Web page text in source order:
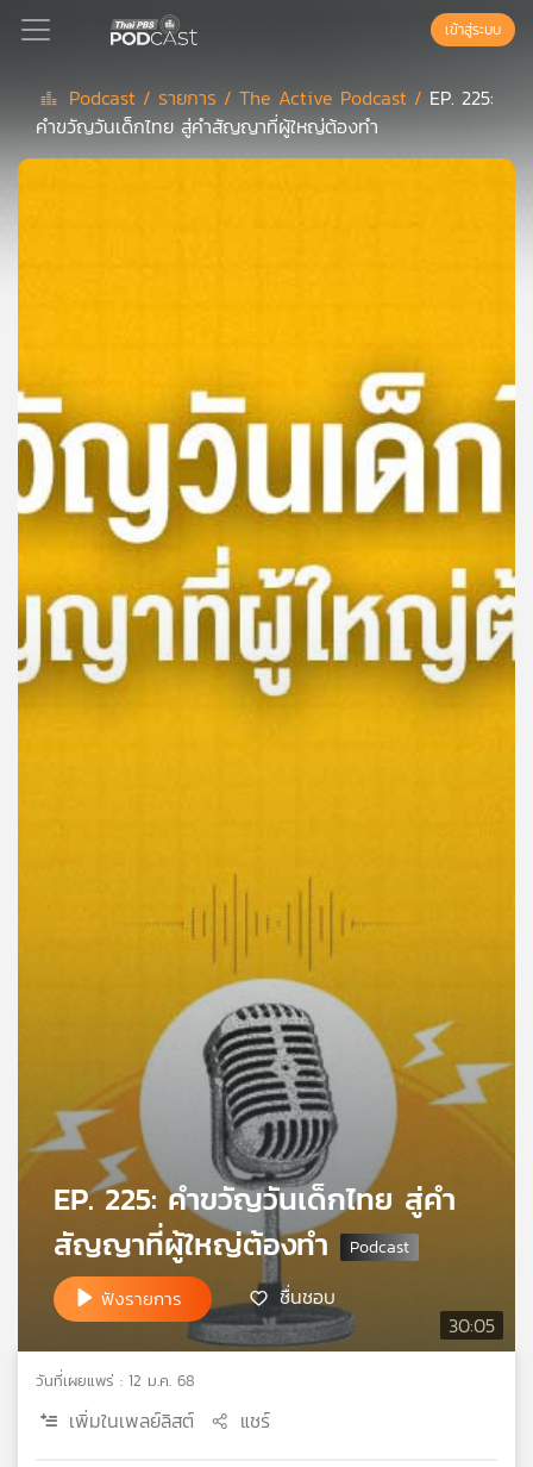
Podcast
เพล
ย์
ลิ
สต์
ของ
คุณ
เพลง
วิทยุ
เครือ
ข่าย
เข้าสู่ระบบ
Podcast / รายการ /The Active Podcast / EP. 225:
คำขวัญวันเด็กไทย สู่คำสัญญาที่ผู้ใหญ่ต้องทำ
30:05
EP. 225: คำขวัญวันเด็กไทย สู่คำ
สัญญาที่ผู้ใหญ่ต้องทำ
ฟังรายการ ชื่นชอบ
วันที่เผยแพร่ : 12 ม.ค. 68
เพิ่มในเพลย์ลิสต์ แชร์